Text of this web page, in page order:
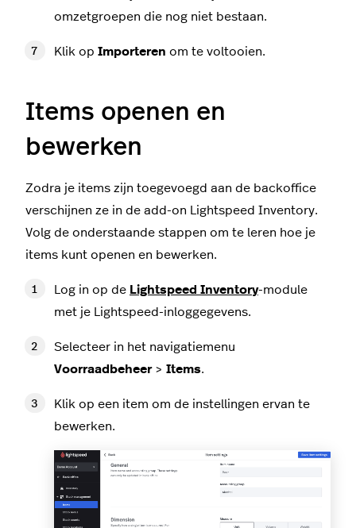
omzetgroepen die nog niet bestaan.
Klik op Importeren om te voltooien.
Items openen en
bewerken
Zodra je items zijn toegevoegd aan de backoffice
verschijnen ze in de add-on Lightspeed Inventory.
Volg de onderstaande stappen om te leren hoe je
items kunt openen en bewerken.
Log in op de Lightspeed Inventory-module
met je Lightspeed-inloggegevens.
Selecteer in het navigatiemenu
Voorraadbeheer> Items.
Klik op een item om de instellingen ervan te
bewerken.